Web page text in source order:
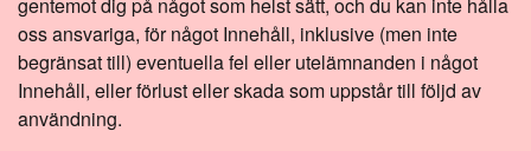
oss ansvariga, för något Innehåll, inklusive (men inte
begränsat till) eventuella fel eller utelämnanden i något
Innehåll, eller förlust eller skada som uppstår till följd av
användning.